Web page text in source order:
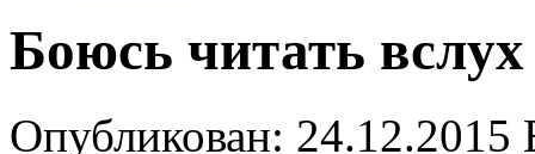
Боюсь читать
Опубликован: